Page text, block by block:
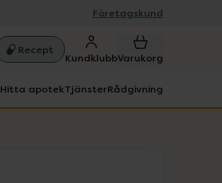
Företagskund
Recept
KundklubbVarukorg
Hitta apotekTjänsterRådgivning